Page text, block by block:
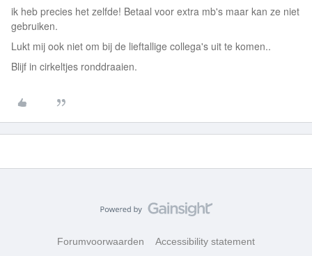
ik heb precies het zelfde! Betaal voor extra mb's maar kan ze niet
gebruiken.
Lukt mij ook niet om bij de lieftallige collega's uit te komen..
Blijf in cirkeltjes ronddraaien.
Forumvoorwaarden Accessibility statement